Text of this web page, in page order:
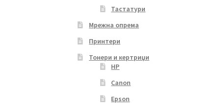
Тастатури
Мрежна опрема
Принтери
Тонери и кертриџи
HP
Canon
Epson